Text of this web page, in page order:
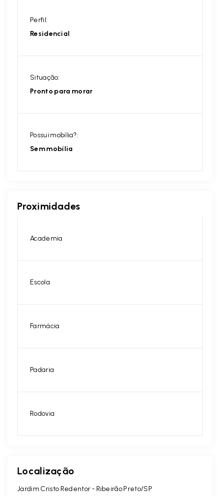
Perfil:
Residencial
Situação:
Pronto para morar
Possui mobília?:
Sem mobília
Proximidades
Academia
Escola
Farmácia
Padaria
Rodovia
Localização
Jardim Cristo Redentor - Ribeirão Preto/SP